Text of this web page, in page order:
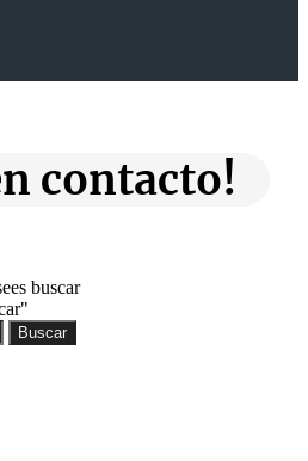
contacto!
buscar
Buscar